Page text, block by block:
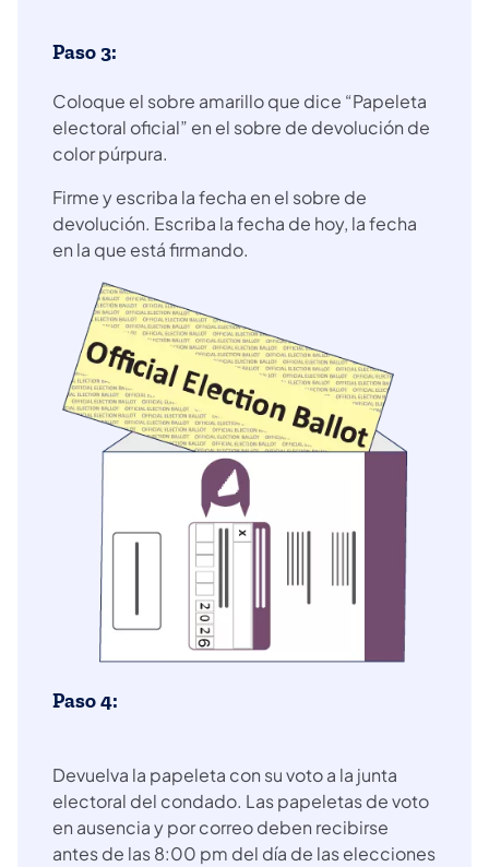
Paso 3:
Coloque el sobre amarillo que dice “Papeleta
electoral oficial” en el sobre de devolución de
color púrpura.
Firme y escriba la fecha en el sobre de
devolución. Escriba la fecha de hoy, la fecha
en la que está firmando.
Paso 4:
Devuelva la papeleta con su voto a la junta
electoral del condado. Las papeletas de voto
en ausencia y por correo deben recibirse
antes de las 8:00 pm del día de las elecciones